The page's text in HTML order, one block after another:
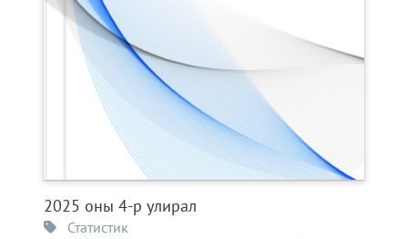
2025 оны 4-р улирал
Статистик